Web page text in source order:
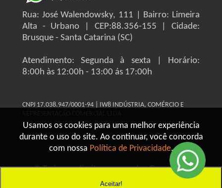
Usamos os cookies para uma melhor experiência
durante o uso do site. Ao continuar, você concorda
com nossa Política de Privacidade.
Aceitar!
Rua: José Walendowsky, 111 | Bairro: Limeira
Alta - Urbano | CEP:88.356-155 | Cidade:
Brusque - Santa Catarina (SC)
Atendimento: Segunda à sexta | Horário:
8:00h às 12:00h - 13:00 ás 17:00h
CNPJ 17.038.947/0001-94 | IW8 INDÚSTRIA, COMÉRCIO E
© Todos os direitos reservados Grupo IW8
Construmaq - 2026